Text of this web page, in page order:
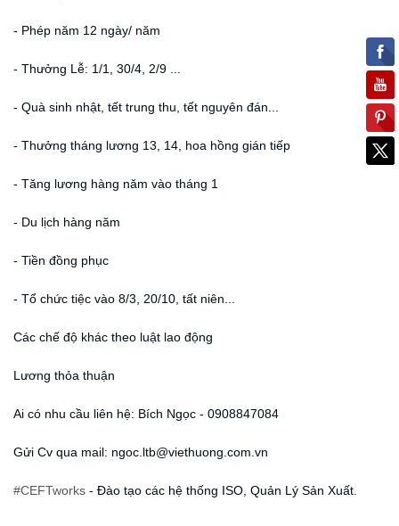
- Phép năm 12 ngày/ năm
- Thưởng Lễ: 1/1, 30/4, 2/9 ...
- Quà sinh nhật, tết trung thu, tết nguyên đán...
- Thưởng tháng lương 13, 14, hoa hồng gián tiếp
- Tăng lương hàng năm vào tháng 1
- Du lịch hàng năm
- Tiền đồng phục
- Tổ chức tiệc vào 8/3, 20/10, tất niên...
Các chế độ khác theo luật lao động
Lương thỏa thuận
Ai có nhu cầu liên hệ: Bích Ngọc - 0908847084
Gửi Cv qua mail: ngoc.ltb@viethuong.com.vn
#CEFTworks - Đào tạo các hệ thống ISO, Quản Lý Sản Xuất.